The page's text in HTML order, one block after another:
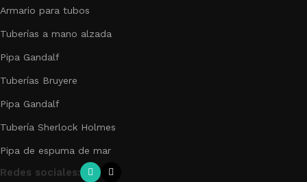
Armario para tubos
Tuberías a mano alzada
Pipa Gandalf
Tuberías Bruyere
Pipa Gandalf
Tubería Sherlock Holmes
Pipa de espuma de mar
Redes sociales: